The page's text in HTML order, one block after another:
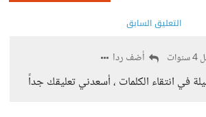
التعليق السابق
أضف ردا
في انتقاء الكلمات ، أسعدني تعليقك جداً